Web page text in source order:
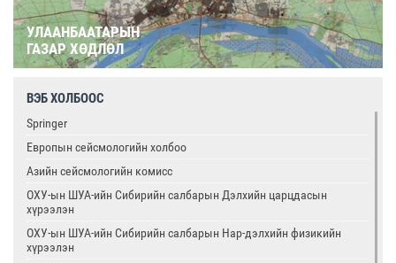
УЛААНБААТАРЫН
ГАЗАР ХӨДЛӨЛ
ВЭБ ХОЛБООС
Springer
Европын сейсмологийн холбоо
Азийн сейсмологийн комисс
ОХУ-ын ШУА-ийн Сибирийн салбарын Дэлхийн царцдасын
хүрээлэн
ОХУ-ын ШУА-ийн Сибирийн салбарын Нар-дэлхийн физикийн
хүрээлэн